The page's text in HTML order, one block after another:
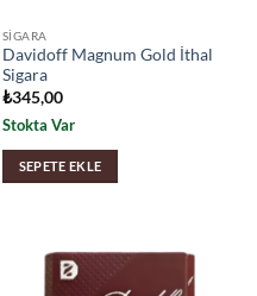
SIGARA
Davidoff Magnum Gold İthal
Sigara
₺345,00
Stokta Var
SEPETE EKLE